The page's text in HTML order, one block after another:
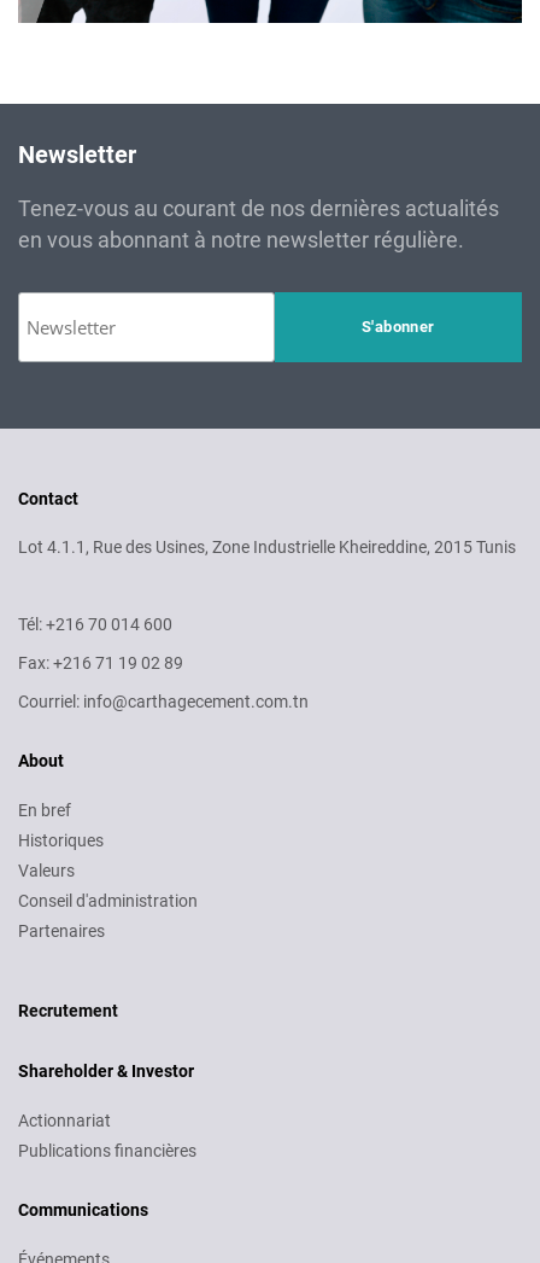
Newsletter
Tenez-vous au courant de nos dernières actualités
en vous abonnant à notre newsletter régulière.
Contact
Lot 4.1.1, Rue des Usines, Zone Industrielle Kheireddine, 2015 Tunis
Tél: +216 70 014 600
Fax: +216 71 19 02 89
Courriel: info@carthagecement.com.tn
About
En bref
Historiques
Valeurs
Conseil d'administration
Partenaires
Recrutement
Shareholder & Investor
Actionnariat
Publications financières
Communications
Événements